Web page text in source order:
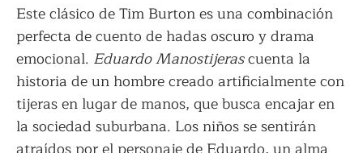
Este clásico de Tim Burton es una combinación
perfecta de cuento de hadas oscuro y drama
emocional. Eduardo Manostijerascuenta la
historia de un hombre creado artificialmente con
tijeras en lugar de manos, que busca encajar en
la sociedad suburbana. Los niños se sentirán